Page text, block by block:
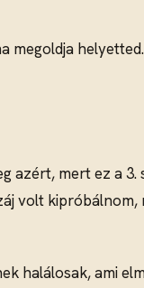
megoldja helyetted.
azért, mert ez a
volt
halálosak, ami